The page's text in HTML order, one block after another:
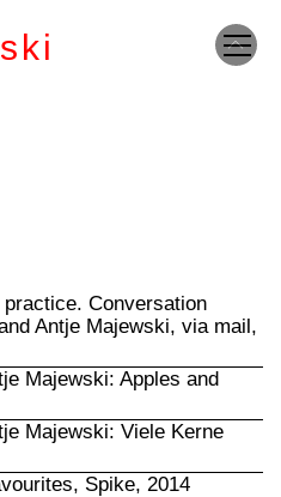
Conversation
Antje Majewski, via mail,
Majewski: Apples and
Majewski: Viele Kerne
Spike, 2014